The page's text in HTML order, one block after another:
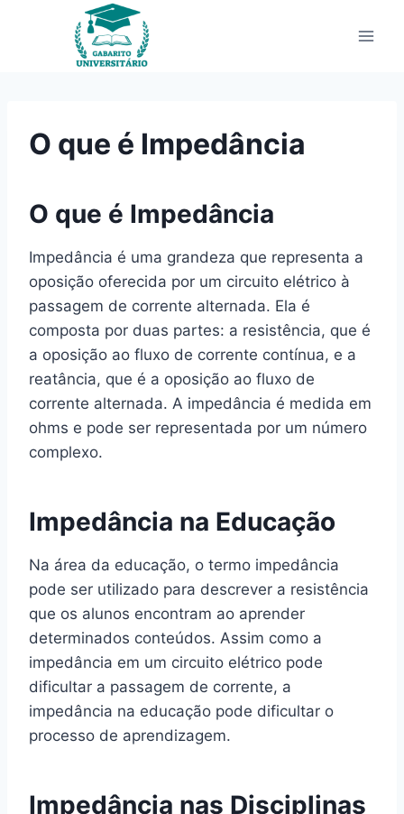
O que é Impedância
O que é Impedância
Impedância é uma grandeza que representa a
oposição oferecida por um circuito elétrico à
passagem de corrente alternada. Ela é
composta por duas partes: a resistência, que é
a oposição ao fluxo de corrente contínua, e a
reatância, que é a oposição ao fluxo de
corrente alternada. A impedância é medida em
ohms e pode ser representada por um número
complexo.
Impedância na Educação
Na área da educação, o termo impedância
pode ser utilizado para descrever a resistência
que os alunos encontram ao aprender
determinados conteúdos. Assim como a
impedância em um circuito elétrico pode
dificultar a passagem de corrente, a
impedância na educação pode dificultar o
processo de aprendizagem.
Impedância nas Disciplinas